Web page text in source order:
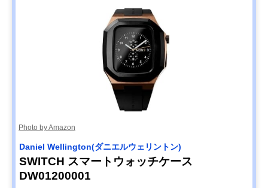
Photo by Amazon
Daniel Wellington(ダニエルウェリントン)
SWITCH スマートウォッチケース
DW01200001